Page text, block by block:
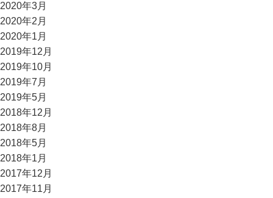
2020年3月
2020年2月
2020年1月
2019年12月
2019年10月
2019年7月
2019年5月
2018年12月
2018年8月
2018年5月
2018年1月
2017年12月
2017年11月